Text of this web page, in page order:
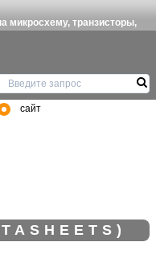
микросхему, транзисторы,
сайт